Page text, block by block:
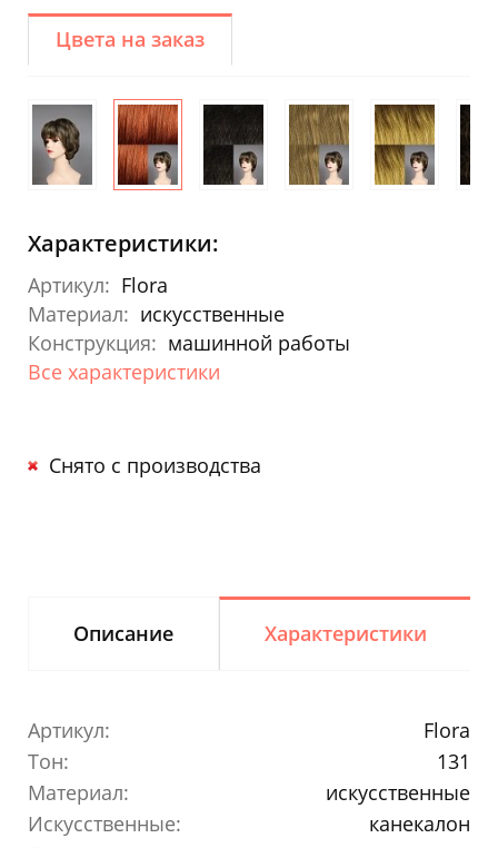
Цвета на заказ
Характеристики:
Артикул: Flora
Материал: искусственные
Конструкция: машинной работы
Все характеристики
Снято с производства
Описание Характеристики
Артикул:
Flora
Тон:
131
Материал:
искусственные
Искусственные:
канекалон